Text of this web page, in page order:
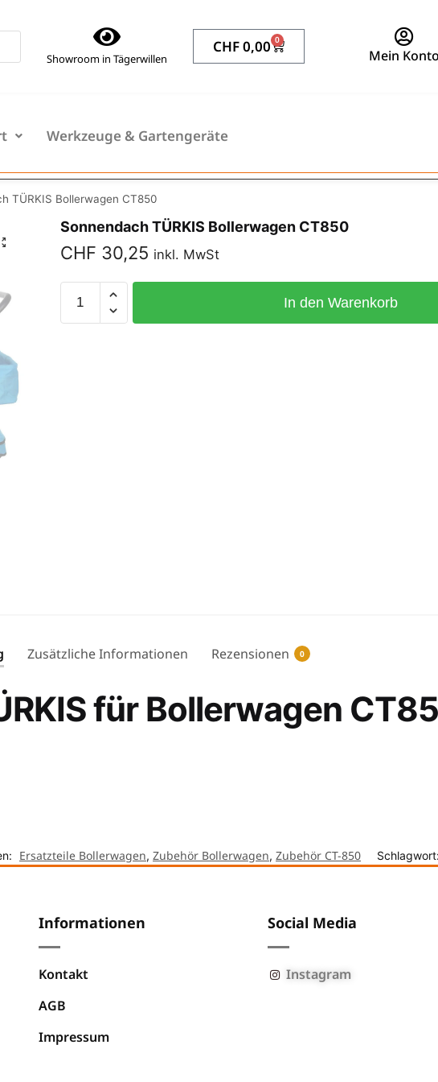
Showroom in Tägerwillen
CHF0,00 0
Mein Konto
Werkzeuge & Gartengeräte
TÜRKIS Bollerwagen CT850
Sonnendach TÜRKIS Bollerwagen CT850
CHF 30,25 inkl. MwSt
In den Warenkorb
Zusätzliche Informationen Rezensionen 0
für Bollerwagen
Ersatzteile Bollerwagen, Zubehör Bollerwagen, Zubehör CT-850 Schlagwort:
Informationen
Kontakt
AGB
Impressum
Social Media
Instagram